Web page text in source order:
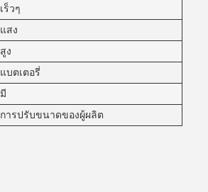
เร็วๆ
แสง
สูง
แบตเตอรี่
มี
การปรับขนาดของผู้ผลิต